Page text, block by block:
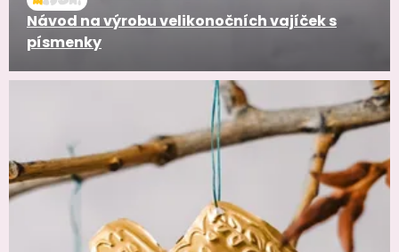
Návod na výrobu velikonočních vajíček s
písmenky